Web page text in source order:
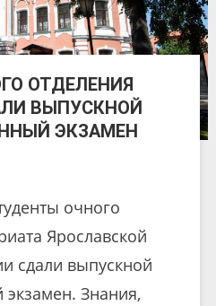
ОТДЕЛЕНИЯ
ВЫПУСКНОЙ
ЭКЗАМЕН
очного
Ярославской
сдали выпускной
Знания,